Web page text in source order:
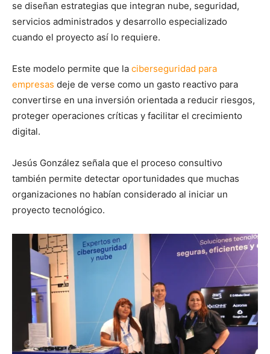
se diseñan estrategias que integran nube, seguridad,
servicios administrados y desarrollo especializado
cuando el proyecto así lo requiere.
Este modelo permite que la ciberseguridad para
empresas deje de verse como un gasto reactivo para
convertirse en una inversión orientada a reducir riesgos,
proteger operaciones críticas y facilitar el crecimiento
digital.
Jesús González señala que el proceso consultivo
también permite detectar oportunidades que muchas
organizaciones no habían considerado al iniciar un
proyecto tecnológico.